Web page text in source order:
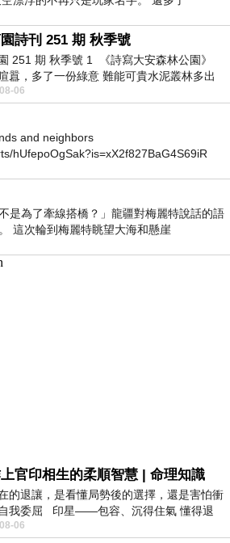
詩刊 251 期 秋季號
251 期 秋季號 1 《詩寫大安森林公園》
囂，多了一份綠意 難能可貴水泥叢林多出
06
and neighbors
hUfepoOgSak?is=xX2f827BaG4S69iR
是為了牽線搭橋？」龍疆對梅麗特說話的語
這次輪到梅麗特眺望大海和懸崖
官印相生的柔順智慧 | 命理知識
的退讓，是看懂局勢後的選擇，還是害怕衝
我委屈 印星——包容、沉得住氣 懂得退
察，不會
06